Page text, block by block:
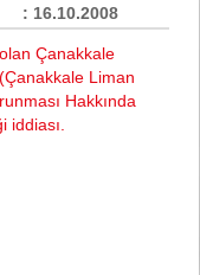
: 16.10.2008
Çanakkale
Liman
Hakkında